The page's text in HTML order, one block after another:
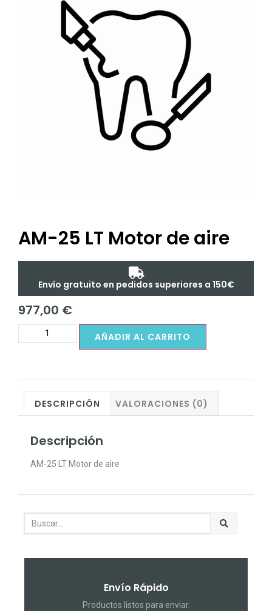
AM-25 LT Motor de aire
Envío gratuito en pedidos superiores a 150€
977,00 €
AÑADIR AL CARRITO
DESCRIPCIÓN VALORACIONES (0)
Descripción
AM-25 LT Motor de aire
Envío Rápido
Productos listos para enviar.